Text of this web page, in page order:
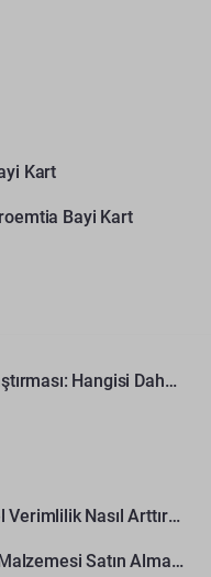
Kart
Bayi Kart
Gazbeton, Tuğla ve Bims Karşılaştırması: Hangisi Daha Avantajlı?
Maden Ocaklarında Operasyonel Verimlilik Nasıl Arttırılır?
Müteahhitler İçin Toptan İnşaat Malzemesi Satın Alma Rehberi